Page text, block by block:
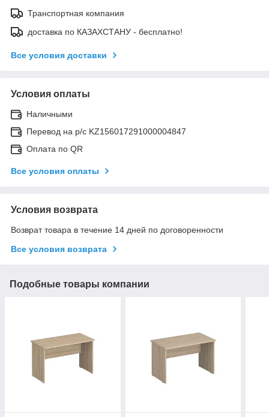
Транспортная компания
доставка по КАЗАХСТАНУ - бесплатно!
Все условия доставки
Условия оплаты
Наличными
Перевод на р/с KZ156017291000004847
Оплата по QR
Все условия оплаты
Условия возврата
Возврат товара в течение 14 дней по договоренности
Все условия возврата
Подобные товары компании